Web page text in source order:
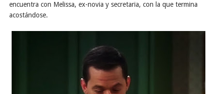
encuentra con Melissa, ex-novia y secretaria, con la que termina
acostándose.